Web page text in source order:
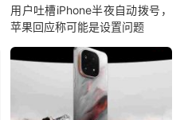
用户吐槽iPhone半夜自动拨号，
苹果回应称可能是设置问题